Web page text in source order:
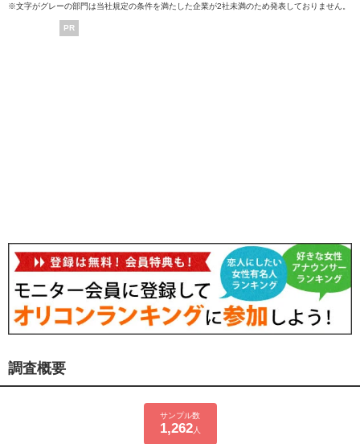
※文字がグレーの部門は当社規定の条件を満たした企業が2社未満のため発表しておりません。
PR
調査概要
サンプル数
1,262人